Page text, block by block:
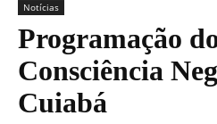
Notícias
Programação
Consciência
Cuiabá